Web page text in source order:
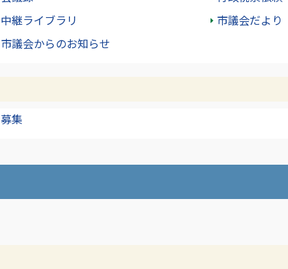
中継ライブラリ
市議会だより
市議会からのお知らせ
募集